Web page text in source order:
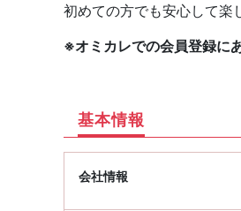
初めての方でも安心して楽
※オミカレでの会員登録に
基本情報
会社情報